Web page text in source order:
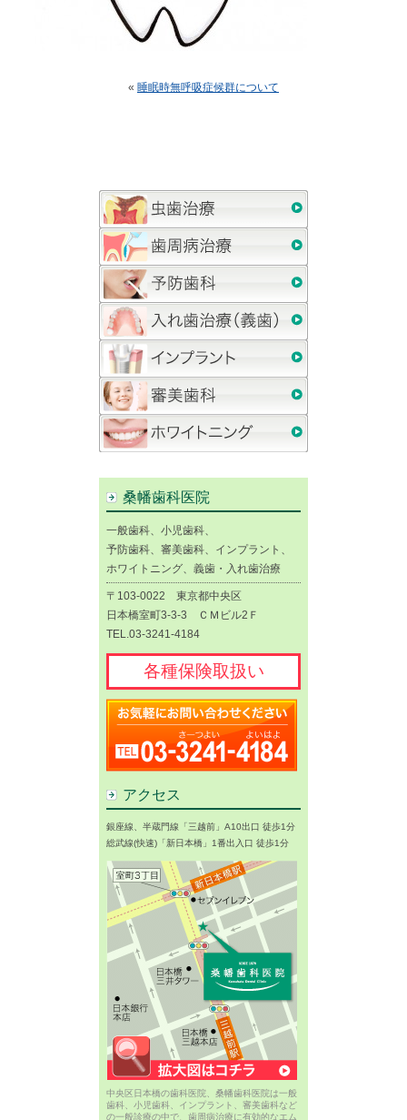
« 睡眠時無呼吸症候群について
桑幡歯科医院
一般歯科、小児歯科、
予防歯科、審美歯科、インプラント、
ホワイトニング、義歯・入れ歯治療
〒103-0022 東京都中央区
日本橋室町3-3-3 ＣＭビル2Ｆ
TEL.03-3241-4184
各種保険取扱い
アクセス
銀座線、半蔵門線「三越前」A10出口 徒歩1分
総武線(快速)「新日本橋」1番出入口 徒歩1分
中央区日本橋の歯科医院、桑幡歯科医院は一般
歯科、小児歯科、インプラント、審美歯科など
の一般診療の中で、歯周病治療に有効的なエム